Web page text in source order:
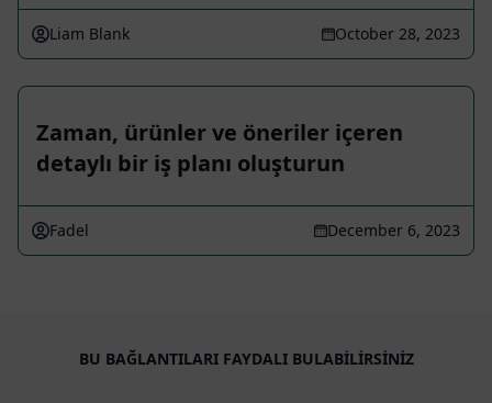
Liam Blank October 28, 2023
Zaman, ürünler ve öneriler içeren
detaylı bir iş planı oluşturun
Fadel December 6, 2023
BU BAĞLANTILARI FAYDALI BULABILIRSINIZ